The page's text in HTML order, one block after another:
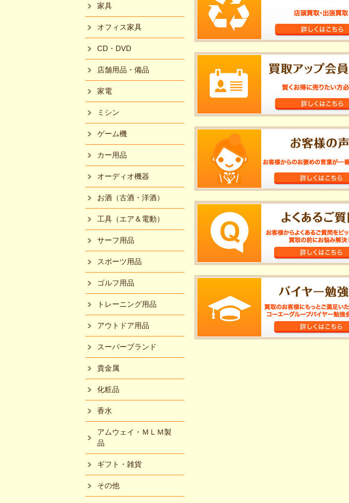
家具
オフィス家具
CD・DVD
店舗用品・備品
家電
ミシン
ゲーム機
カー用品
オーディオ機器
お酒（古酒・洋酒）
工具（エア＆電動）
サーフ用品
スポーツ用品
ゴルフ用品
トレーニング用品
アウトドア用品
スーパーブランド
貴金属
化粧品
香水
アムウェイ・ＭＬＭ製
品
ギフト・雑貨
その他